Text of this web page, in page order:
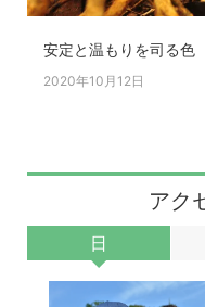
安定と温もりを司る色
2020年10月12日
アク
日